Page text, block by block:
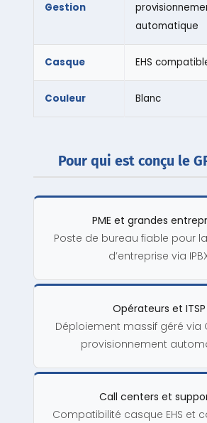
Gestion
automatique
Casque EHS
Couleur Blanc
Pour qui est conçu le
PME et grandes
Poste de bureau fiable pour
d’entreprise via
Opérateurs et ITSP
Déploiement massif géré via
provisionnement
Call centers et
Compatibilité casque EHS et